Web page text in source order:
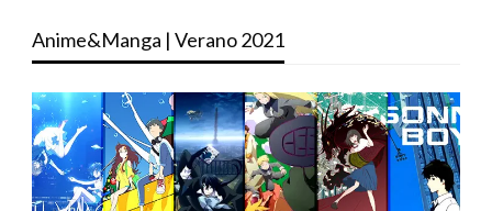
Anime&Manga | Verano 2021